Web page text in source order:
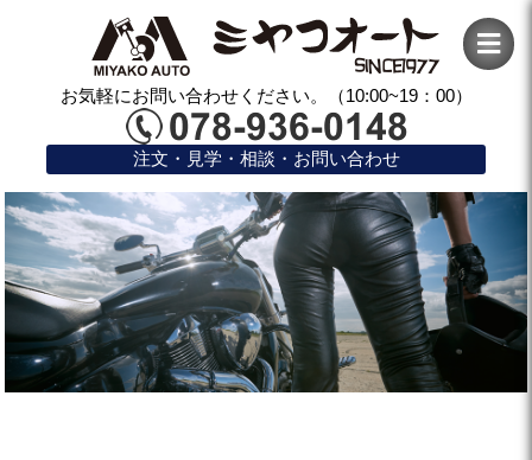
お気軽にお問い合わせください。（10:00~19：00）
注文・見学・相談・お問い合わせ